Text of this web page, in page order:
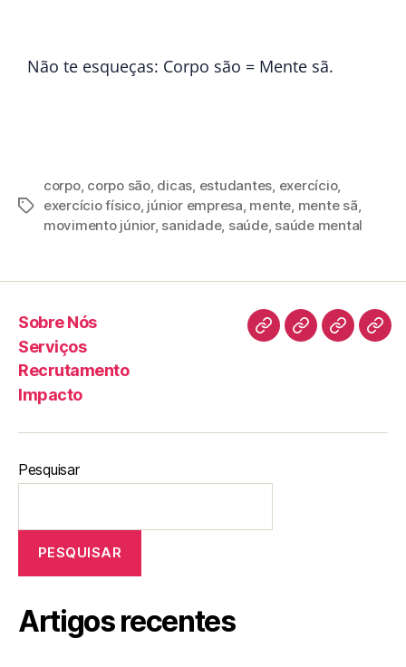
Não te esqueças: Corpo são = Mente sã.
corpo, corpo são, dicas, estudantes, exercício,
exercício físico, júnior empresa, mente, mente sã,
movimento júnior, sanidade, saúde, saúde mental
Sobre Nós
Serviços
Recrutamento
Impacto
Pesquisar
PESQUISAR
Artigos recentes